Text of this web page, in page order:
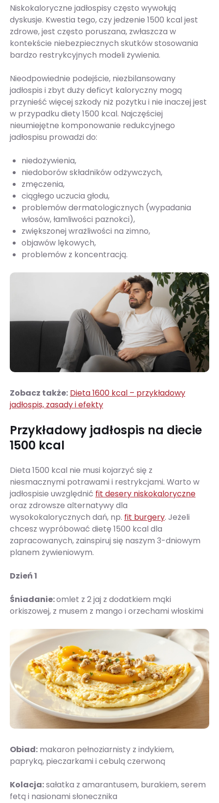
Niskokaloryczne jadłospisy często wywołują
dyskusje. Kwestia tego, czy jedzenie 1500 kcal jest
zdrowe, jest często poruszana, zwłaszcza w
kontekście niebezpiecznych skutków stosowania
bardzo restrykcyjnych modeli żywienia.
Nieodpowiednie podejście, niezbilansowany
jadłospis i zbyt duży deficyt kaloryczny mogą
przynieść więcej szkody niż pożytku i nie inaczej jest
w przypadku diety 1500 kcal. Najczęściej
nieumiejętne komponowanie redukcyjnego
jadłospisu prowadzi do:
niedożywienia,
niedoborów składników odżywczych,
zmęczenia,
ciągłego uczucia głodu,
problemów dermatologicznych (wypadania
włosów, łamliwości paznokci),
zwiększonej wrażliwości na zimno,
objawów lękowych,
problemów z koncentracją.
Zobacz także: Dieta 1600 kcal – przykładowy
jadłospis, zasady i efekty
Przykładowy jadłospis na diecie
1500 kcal
Dieta 1500 kcal nie musi kojarzyć się z
niesmacznymi potrawami i restrykcjami. Warto w
jadłospisie uwzględnić fit desery niskokaloryczne
oraz zdrowsze alternatywy dla
wysokokalorycznych dań, np. fit burgery. Jeżeli
chcesz wypróbować dietę 1500 kcal dla
zapracowanych, zainspiruj się naszym 3-dniowym
planem żywieniowym.
Dzień 1
Śniadanie:omlet z 2 jaj z dodatkiem mąki
orkiszowej, z musem z mango i orzechami włoskimi
Obiad: makaron pełnoziarnisty z indykiem,
papryką, pieczarkami i cebulą czerwoną
Kolacja:sałatka z amarantusem, burakiem, serem
fetą i nasionami słonecznika